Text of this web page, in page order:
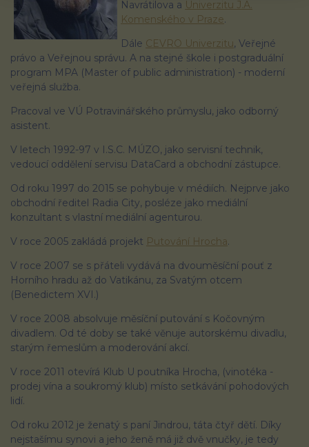
Navrátilova a Univerzitu J.A.
Komenského v Praze.
Dále CEVRO Univerzitu, Veřejné
právo a Veřejnou správu. A na stejné škole i postgraduální
program MPA (Master of public administration) - moderní
veřejná služba.
Pracoval ve VÚ Potravinářského průmyslu, jako odborný
asistent.
V letech 1992-97 v I.S.C. MÚZO, jako servisní technik,
vedoucí oddělení servisu DataCard a obchodní zástupce.
Od roku 1997 do 2015 se pohybuje v médiích. Nejprve jako
obchodní ředitel Radia City, posléze jako mediální
konzultant s vlastní mediální agenturou.
V roce 2005 zakládá projekt Putování Hrocha.
V roce 2007 se s přáteli vydává na dvouměsíční pouť z
Horního hradu až do Vatikánu, za Svatým otcem
(Benedictem XVI.)
V roce 2008 absolvuje měsíční putování s Kočovným
divadlem. Od té doby se také věnuje autorskému divadlu,
starým řemeslům a moderování akcí.
V roce 2011 otevírá Klub U poutníka Hrocha, (vinotéka -
prodej vína a soukromý klub) místo setkávání pohodových
lidí.
Od roku 2012 je ženatý s paní Jindrou, táta čtyř dětí. Díky
nejstašímu synovi a jeho ženě má již dvě vnučky, je tedy